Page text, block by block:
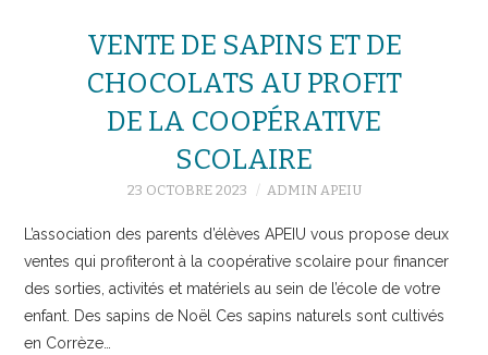
VENTE DE SAPINS ET DE
CHOCOLATS AU PROFIT
DE LA COOPÉRATIVE
SCOLAIRE
23 OCTOBRE 2023 ADMIN APEIU
L’association des parents d’élèves APEIU vous propose deux
ventes qui profiteront à la coopérative scolaire pour financer
des sorties, activités et matériels au sein de l’école de votre
enfant. Des sapins de Noël Ces sapins naturels sont cultivés
en Corrèze…